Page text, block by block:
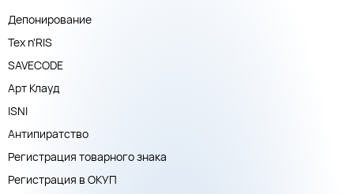
Депонирование
Тех n'RIS
SAVECODE
Арт Клауд
ISNI
Антипиратство
Регистрация товарного знака
Регистрация в ОКУП